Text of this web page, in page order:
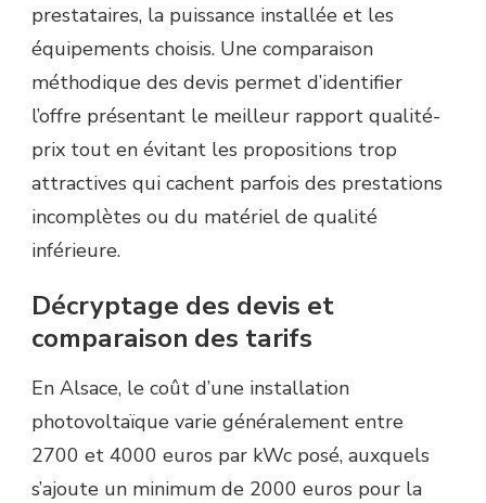
prestataires, la puissance installée et les
équipements choisis. Une comparaison
méthodique des devis permet d’identifier
l’offre présentant le meilleur rapport qualité-
prix tout en évitant les propositions trop
attractives qui cachent parfois des prestations
incomplètes ou du matériel de qualité
inférieure.
Décryptage des devis et
comparaison des tarifs
En Alsace, le coût d’une installation
photovoltaïque varie généralement entre
2700 et 4000 euros par kWc posé, auxquels
s’ajoute un minimum de 2000 euros pour la